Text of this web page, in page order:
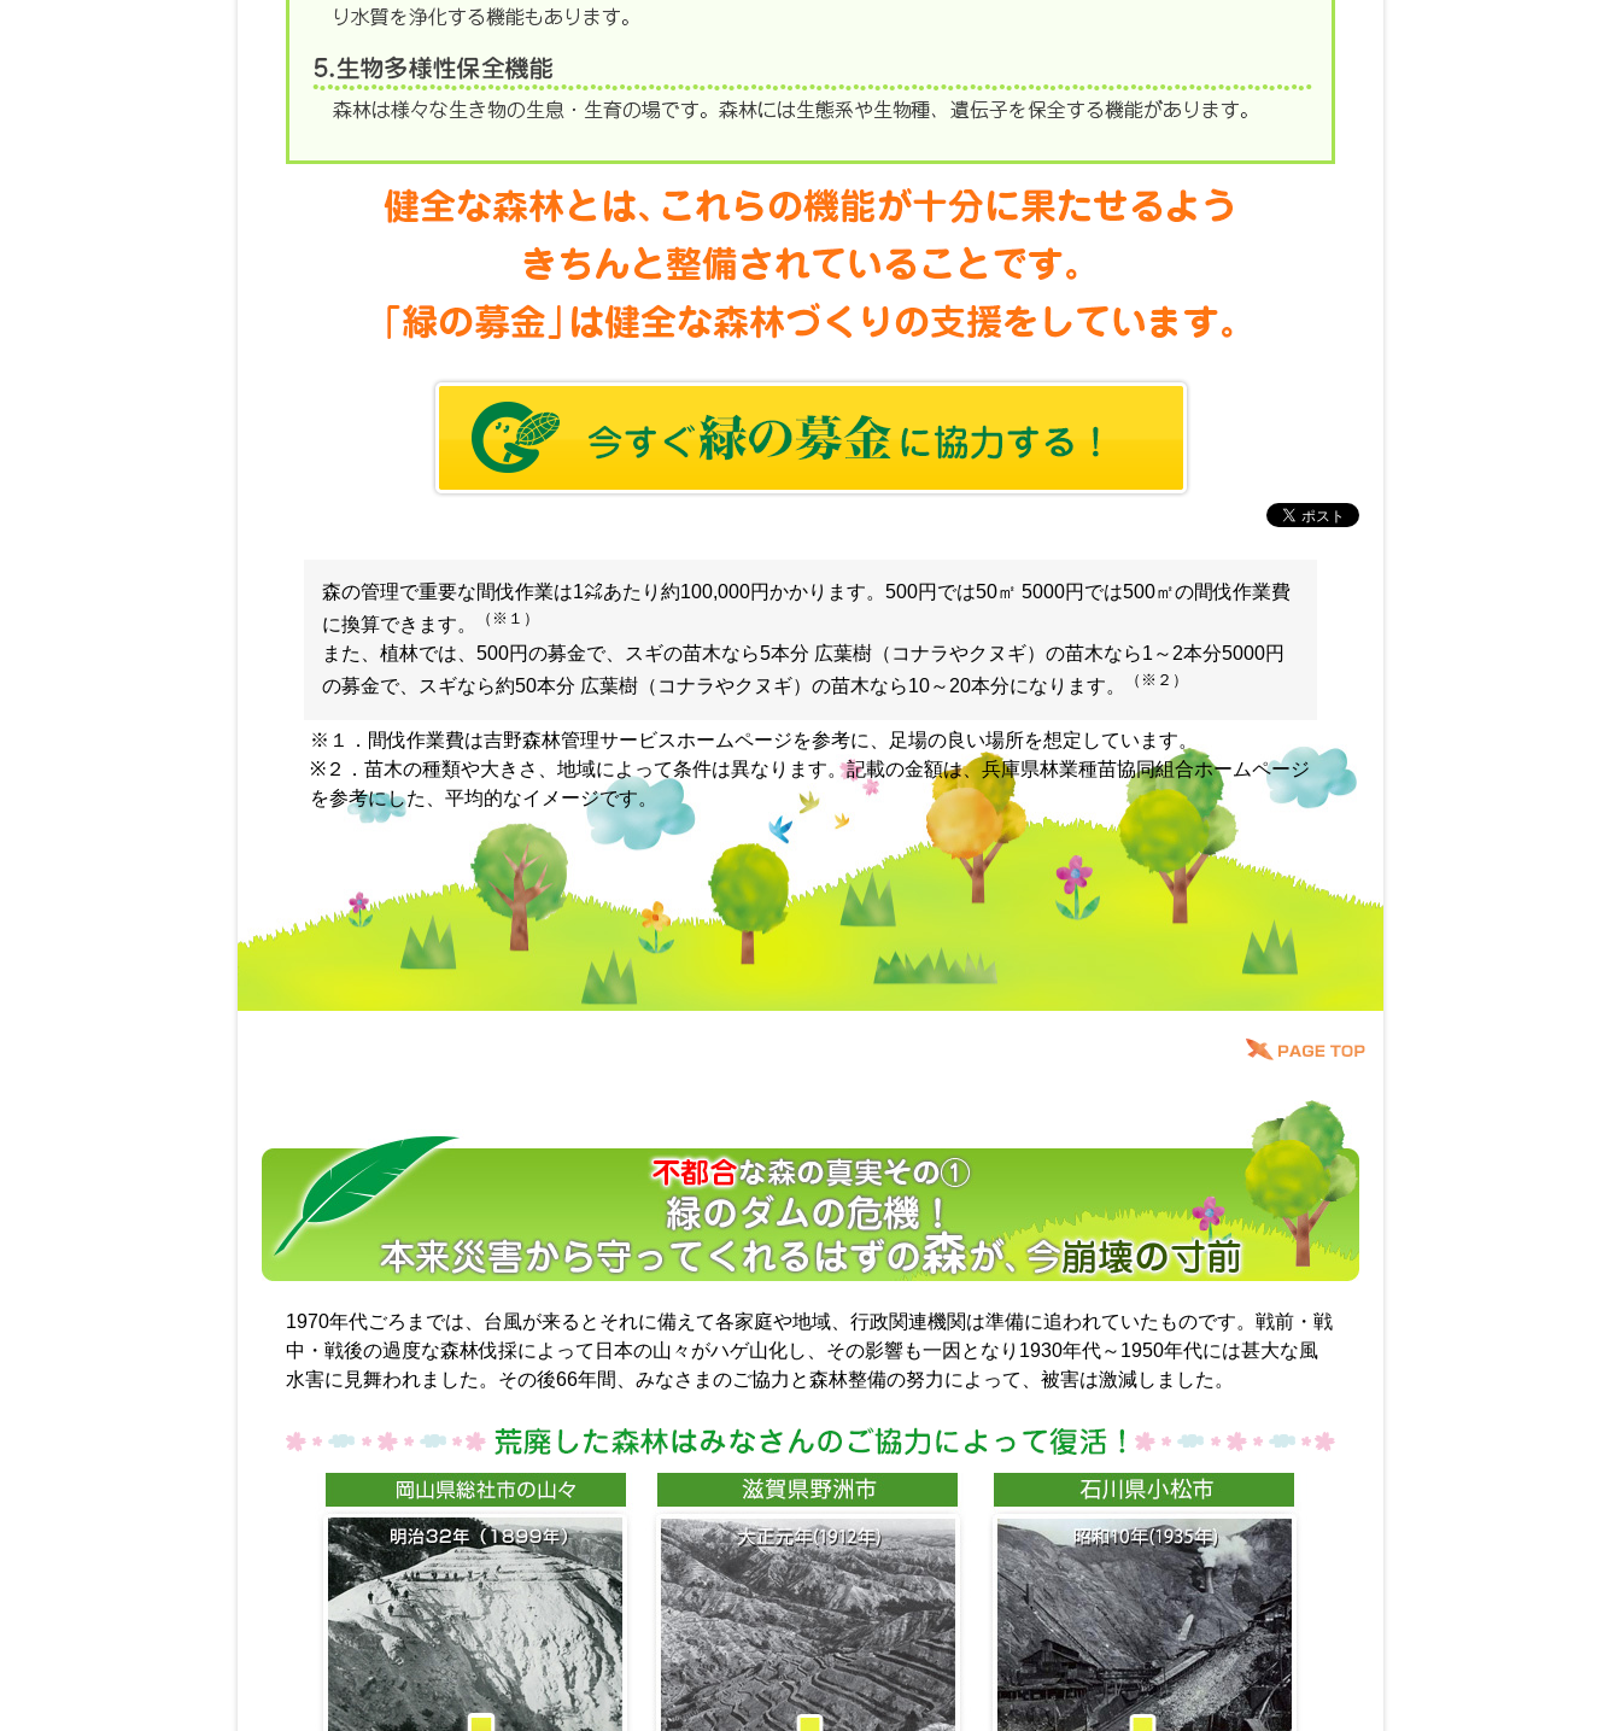
森の管理で重要な間伐作業は1㌶あたり約100,000円かかります。500円では50㎡ 5000円では500㎡の間伐作業費
に換算できます。
（※１）
また、植林では、500円の募金で、スギの苗木なら5本分 広葉樹（コナラやクヌギ）の苗木なら1～2本分5000円
の募金で、スギなら約50本分 広葉樹（コナラやクヌギ）の苗木なら10～20本分になります。
（※２）
※１．間伐作業費は吉野森林管理サービスホームページを参考に、足場の良い場所を想定しています。
※２．苗木の種類や大きさ、地域によって条件は異なります。記載の金額は、兵庫県林業種苗協同組合ホームページ
を参考にした、平均的なイメージです。
1970年代ごろまでは、台風が来るとそれに備えて各家庭や地域、行政関連機関は準備に追われていたものです。戦前・戦
中・戦後の過度な森林伐採によって日本の山々がハゲ山化し、その影響も一因となり1930年代～1950年代には甚大な風
水害に見舞われました。その後66年間、みなさまのご協力と森林整備の努力によって、被害は激減しました。